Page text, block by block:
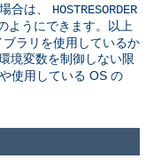
合は、 HOSTRESORDER
ようにできます。以上
ラリを使用しているか
境変数を制御しない限
使用している OS の